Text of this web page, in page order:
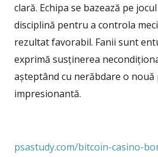
clară. Echipa se bazează pe
disciplină pentru a controla
rezultat favorabil. Fanii sunt
exprimă susținerea
așteptând cu nerăbdare o
impresionantă.
psastudy.com/bitcoin-casino-